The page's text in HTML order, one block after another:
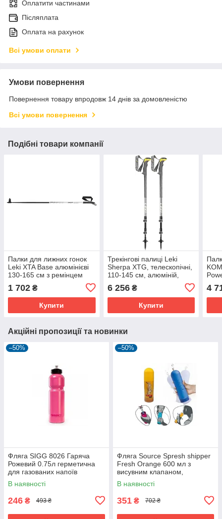
Оплатити частинами
Післяплата
Оплата на рахунок
Всі умови оплати
Умови повернення
Повернення товару впродовж 14 днів за домовленістю
Всі умови повернення
Подібні товари компанії
Палки для лижних гонок
Leki XTA Base алюмінієві
130-165 см з ремінцем
1 702 ₴
Купити
Трекінгові палиці Leki
Sherpa XTG, телескопічні,
110-145 см, алюміній,
6 256₴
Купити
та
4
Акційні пропозиції та новинки
–50%
Фляга SIGG 8026 Гаряча
Рожевий 0.75л герметична
для газованих напоїв
В наявності
246 ₴ 493 ₴
–50%
Фляга Source Spresh shipper
Fresh Orange 600 мл з
висувним клапаном,
екологічна
В наявності
351 ₴ 702 ₴